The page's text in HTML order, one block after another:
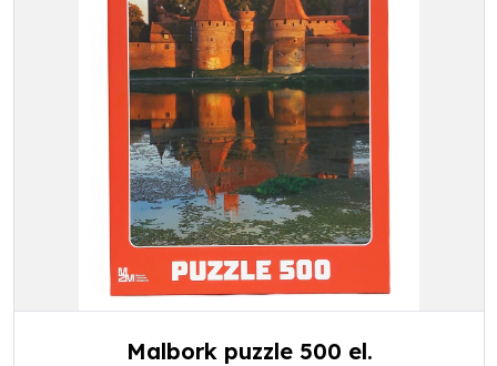
Malbork puzzle 500 el.